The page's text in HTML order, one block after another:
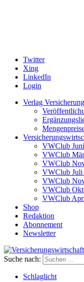
Twitter
Xing
LinkedIn
Login
Verlag
VWClub
VWClub
VWClub
VWClub Juli
VWClub
VWClub
VWClub
Shop
Redaktion
Abonnement
Newsletter
Versicherungswirtschaft-
Suche nach:
Schlaglicht